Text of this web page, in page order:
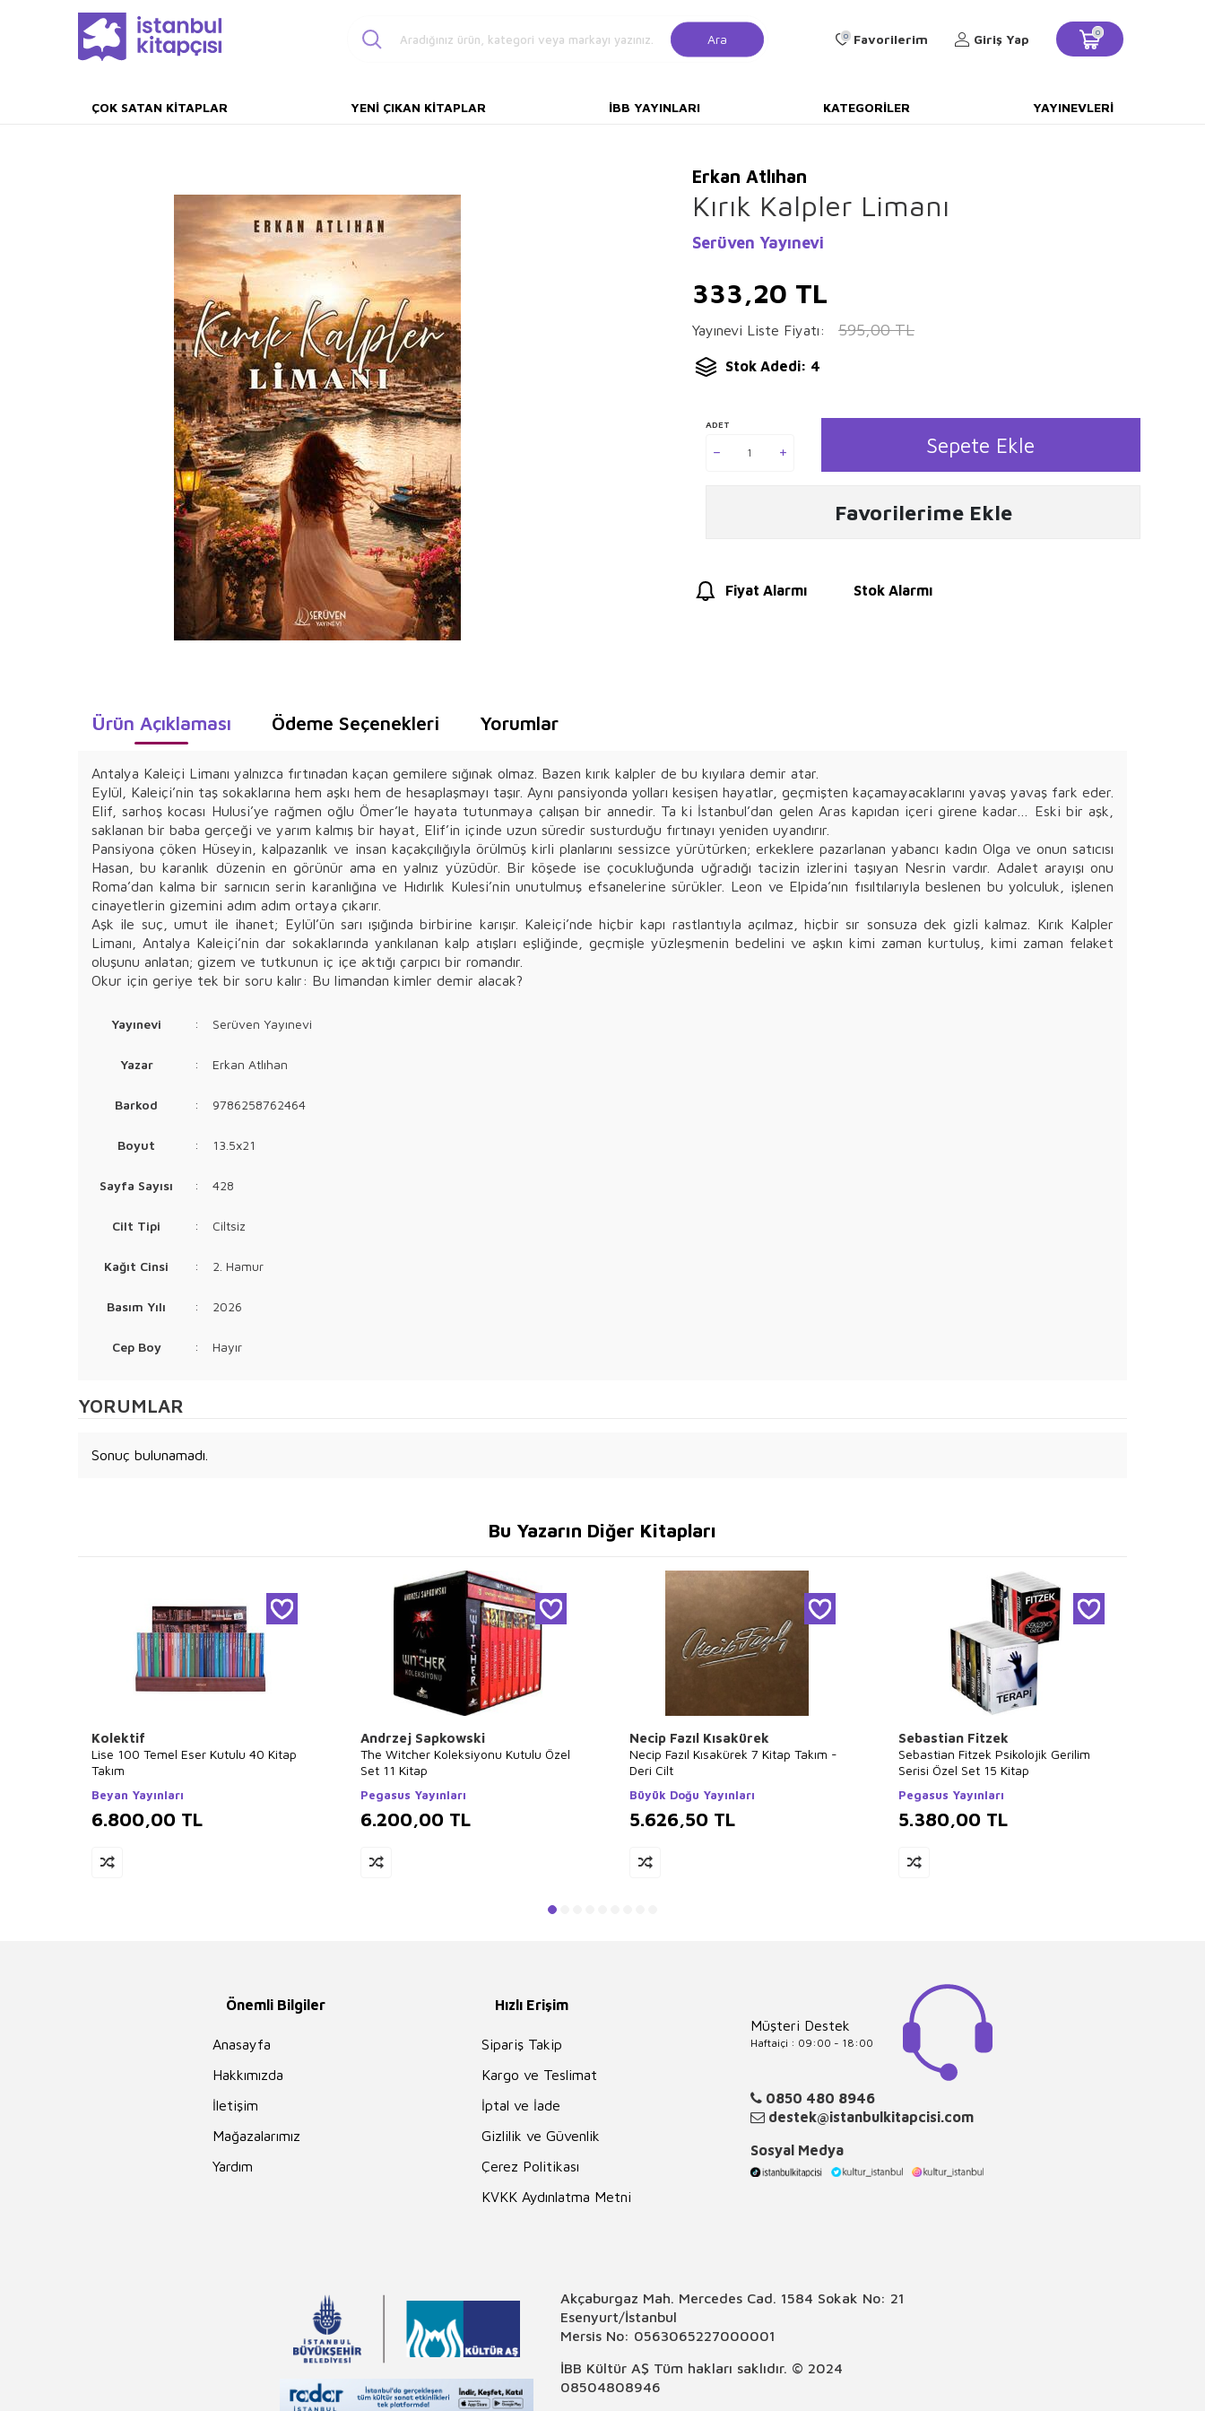
Ara 0 Favorilerim Giriş Yap 0
ÇOK SATAN KITAPLAR YENI ÇIKAN KITAPLAR İBB YAYINLARI KATEGORILER YAYINEVLERI
Erkan Atlıhan
Kırık Kalpler Limanı
Serüven Yayınevi
333,20 TL
Yayınevi Liste Fiyatı: 595,00TL
Stok Adedi: 4
ADET
Sepete Ekle
Favorilerime Ekle
Fiyat Alarmı Stok Alarmı
Ürün Açıklaması Ödeme Seçenekleri Yorumlar
Antalya Kaleiçi Limanı yalnızca fırtınadan kaçan gemilere sığınak olmaz. Bazen kırık kalpler de bu kıyılara demir atar.
Eylül, Kaleiçi’nin taş sokaklarına hem aşkı hem de hesaplaşmayı taşır. Aynı pansiyonda yolları kesişen hayatlar, geçmişten kaçamayacaklarını yavaş yavaş fark eder.
Elif, sarhoş kocası Hulusi’ye rağmen oğlu Ömer’le hayata tutunmaya çalışan bir annedir. Ta ki İstanbul’dan gelen Aras kapıdan içeri girene kadar… Eski bir aşk,
saklanan bir baba gerçeği ve yarım kalmış bir hayat, Elif’in içinde uzun süredir susturduğu fırtınayı yeniden uyandırır.
Pansiyona çöken Hüseyin, kalpazanlık ve insan kaçakçılığıyla örülmüş kirli planlarını sessizce yürütürken; erkeklere pazarlanan yabancı kadın Olga ve onun satıcısı
Hasan, bu karanlık düzenin en görünür ama en yalnız yüzüdür. Bir köşede ise çocukluğunda uğradığı tacizin izlerini taşıyan Nesrin vardır. Adalet arayışı onu
Roma’dan kalma bir sarnıcın serin karanlığına ve Hıdırlık Kulesi’nin unutulmuş efsanelerine sürükler. Leon ve Elpida’nın fısıltılarıyla beslenen bu yolculuk, işlenen
cinayetlerin gizemini adım adım ortaya çıkarır.
Aşk ile suç, umut ile ihanet; Eylül’ün sarı ışığında birbirine karışır. Kaleiçi’nde hiçbir kapı rastlantıyla açılmaz, hiçbir sır sonsuza dek gizli kalmaz. Kırık Kalpler
Limanı, Antalya Kaleiçi’nin dar sokaklarında yankılanan kalp atışları eşliğinde, geçmişle yüzleşmenin bedelini ve aşkın kimi zaman kurtuluş, kimi zaman felaket
oluşunu anlatan; gizem ve tutkunun iç içe aktığı çarpıcı bir romandır.
Okur için geriye tek bir soru kalır: Bu limandan kimler demir alacak?
Yayınevi : Serüven Yayınevi
Yazar : Erkan Atlıhan
Barkod : 9786258762464
Boyut : 13.5x21
Sayfa Sayısı : 428
Cilt Tipi : Ciltsiz
Kağıt Cinsi : 2. Hamur
Basım Yılı : 2026
Cep Boy : Hayır
YORUMLAR
Sonuç bulunamadı.
Bu Yazarın Diğer Kitapları
Kolektif
Lise 100 Temel Eser Kutulu 40 Kitap
Takım
Beyan Yayınları
6.800,00 TL
Andrzej Sapkowski
The Witcher Koleksiyonu Kutulu Özel
Set 11 Kitap
Pegasus Yayınları
6.200,00 TL
Necip Fazıl Kısakürek
Necip Fazıl Kısakürek 7 Kitap Takım -
Deri Cilt
Büyük Doğu Yayınları
5.626,50 TL
Sebastian Fitzek
Sebastian Fitzek Psikolojik Gerilim
Serisi Özel Set 15 Kitap
Pegasus Yayınları
5.380,00 TL
Önemli Bilgiler
Anasayfa
Hakkımızda
İletişim
Mağazalarımız
Yardım
Hızlı Erişim
Sipariş Takip
Kargo ve Teslimat
İptal ve İade
Gizlilik ve Güvenlik
Çerez Politikası
KVKK Aydınlatma Metni
Müşteri Destek
Haftaiçi : 09:00 - 18:00
0850 480 8946
destek@istanbulkitapcisi.com
Sosyal Medya
Akçaburgaz Mah. Mercedes Cad. 1584 Sokak No: 21
Esenyurt/İstanbul
Mersis No: 0563065227000001
İBB Kültür AŞ Tüm hakları saklıdır. © 2024
08504808946